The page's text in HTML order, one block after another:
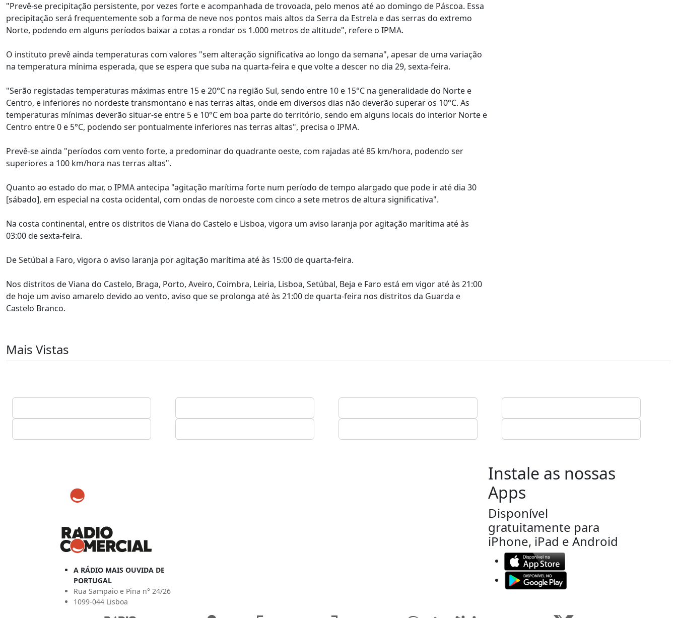
"Prevê-se precipitação persistente, por vezes forte e acompanhada de trovoada, pelo menos até ao domingo de Páscoa. Essa
precipitação será frequentemente sob a forma de neve nos pontos mais altos da Serra da Estrela e das serras do extremo
Norte, podendo em alguns períodos baixar a cotas a rondar os 1.000 metros de altitude", refere o IPMA.
O instituto prevê ainda temperaturas com valores "sem alteração significativa ao longo da semana", apesar de uma variação
na temperatura mínima esperada, que se espera que suba na quarta-feira e que volte a descer no dia 29, sexta-feira.
"Serão registadas temperaturas máximas entre 15 e 20°C na região Sul, sendo entre 10 e 15°C na generalidade do Norte e
Centro, e inferiores no nordeste transmontano e nas terras altas, onde em diversos dias não deverão superar os 10°C. As
temperaturas mínimas deverão situar-se entre 5 e 10°C em boa parte do território, sendo em alguns locais do interior Norte e
Centro entre 0 e 5°C, podendo ser pontualmente inferiores nas terras altas", precisa o IPMA.
Prevê-se ainda "períodos com vento forte, a predominar do quadrante oeste, com rajadas até 85 km/hora, podendo ser
superiores a 100 km/hora nas terras altas".
Quanto ao estado do mar, o IPMA antecipa "agitação marítima forte num período de tempo alargado que pode ir até dia 30
[sábado], em especial na costa ocidental, com ondas de noroeste com cinco a sete metros de altura significativa".
Na costa continental, entre os distritos de Viana do Castelo e Lisboa, vigora um aviso laranja por agitação marítima até às
03:00 de sexta-feira.
De Setúbal a Faro, vigora o aviso laranja por agitação marítima até às 15:00 de quarta-feira.
Nos distritos de Viana do Castelo, Braga, Porto, Aveiro, Coimbra, Leiria, Lisboa, Setúbal, Beja e Faro está em vigor até às 21:00
de hoje um aviso amarelo devido ao vento, aviso que se prolonga até às 21:00 de quarta-feira nos distritos da Guarda e
Castelo Branco.
Mais Vistas
A RÁDIO MAIS OUVIDA DE
PORTUGAL
Rua Sampaio e Pina n° 24/26
1099-044 Lisboa
Instale as nossas
Apps
Disponível
gratuitamente para
iPhone, iPad e Android